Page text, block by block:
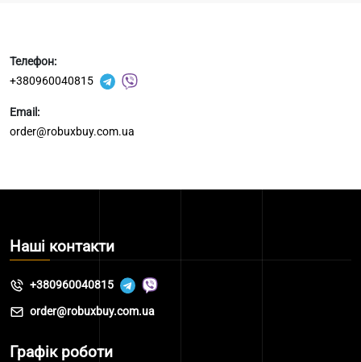
Телефон:
+380960040815
Email:
order@robuxbuy.com.ua
Наші контакти
+380960040815
order@robuxbuy.com.ua
Графік роботи